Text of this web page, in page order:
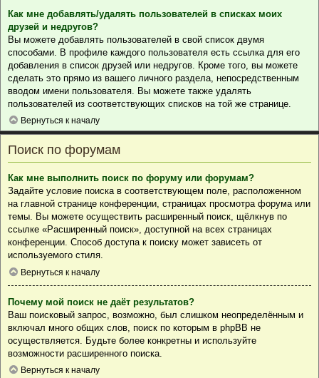
Как мне добавлять/удалять пользователей в списках моих
друзей и недругов?
Вы можете добавлять пользователей в свой список двумя
способами. В профиле каждого пользователя есть ссылка для его
добавления в список друзей или недругов. Кроме того, вы можете
сделать это прямо из вашего личного раздела, непосредственным
вводом имени пользователя. Вы можете также удалять
пользователей из соответствующих списков на той же странице.
Вернуться к началу
Поиск по форумам
Как мне выполнить поиск по форуму или форумам?
Задайте условие поиска в соответствующем поле, расположенном
на главной странице конференции, страницах просмотра форума или
темы. Вы можете осуществить расширенный поиск, щёлкнув по
ссылке «Расширенный поиск», доступной на всех страницах
конференции. Способ доступа к поиску может зависеть от
используемого стиля.
Вернуться к началу
Почему мой поиск не даёт результатов?
Ваш поисковый запрос, возможно, был слишком неопределённым и
включал много общих слов, поиск по которым в phpBB не
осуществляется. Будьте более конкретны и используйте
возможности расширенного поиска.
Вернуться к началу